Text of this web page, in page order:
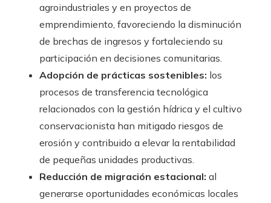
agroindustriales y en proyectos de
emprendimiento, favoreciendo la disminución
de brechas de ingresos y fortaleciendo su
participación en decisiones comunitarias.
Adopción de prácticas sostenibles: los
procesos de transferencia tecnológica
relacionados con la gestión hídrica y el cultivo
conservacionista han mitigado riesgos de
erosión y contribuido a elevar la rentabilidad
de pequeñas unidades productivas.
Reducción de migración estacional: al
generarse oportunidades económicas locales